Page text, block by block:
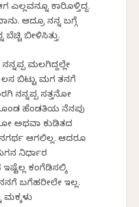
ಎಲ್ಲವನ್ನೂ ಕಾರಿಕೊಳ್ತಿದ್ದ.
ಆದ್ರೂ ನನ್ನ ಬಗ್ಗೆ
ಬೆಚ್ಚಿ ಬೀಳಿಸಿತ್ತು.
ಮಲಗಿದ್ದಲ್ಲೇ
ಬಿಟ್ಟು ಮಗ ತನಗೆ
ನನ್ನಪ್ಪ ಸತ್ತನೋ
ಹೆಂಡತಿಯ ನೆನಪು
ಅಥವಾ ಕುಡಿತದ
ಆಗಲಿಲ್ಲ. ಆದರೂ
ನಿರ್ಧಾರ
ಕಂಗೆಡಿಸಲಿಕ್ಕೆ
ಬಗೆಹರೀಲೇ ಇಲ್ಲ.
ಮಕ್ಕಳು